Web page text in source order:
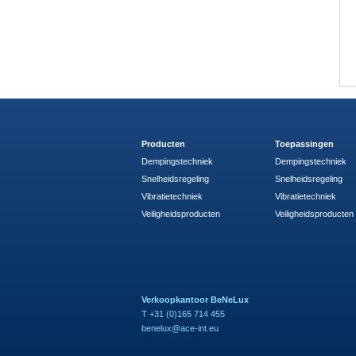
Producten
Dempingstechniek
Snelheidsregeling
Vibratietechniek
Veiligheidsproducten
Toepassingen
Dempingstechniek
Snelheidsregeling
Vibratietechniek
Veiligheidsproducten
Verkoopkantoor BeNeLux
T +31 (0)165 714 455
benelux@ace-int.eu